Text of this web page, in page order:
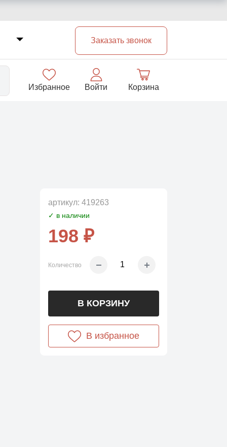
Заказать звонок
Избранное Войти Корзина
артикул: 419263
✓ в наличии
198 ₽
Количество
В КОРЗИНУ
В избранное